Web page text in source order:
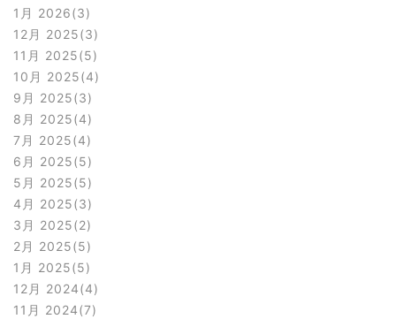
1月 2026 3
12月 2025 3
11月 2025 5
10月 2025 4
9月 2025 3
8月 2025 4
7月 2025 4
6月 2025 5
5月 2025 5
4月 2025 3
3月 2025 2
2月 2025 5
1月 2025 5
12月 2024 4
11月 2024 7